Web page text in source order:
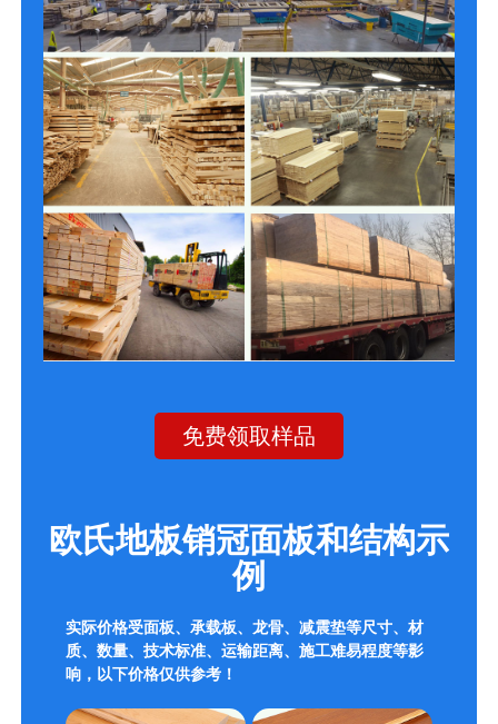
免费领取样品
欧氏地板销冠面板和结构示
例
实际价格受面板、承载板、龙骨、减震垫等尺寸、材
质、数量、技术标准、运输距离、施工难易程度等影
响，以下价格仅供参考！